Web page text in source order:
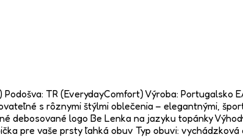
TR (EverydayComfort) Výroba: Portugalsko
s rôznymi štýlmi oblečenia – elegantnými,
debosované logo Be Lenka na jazyku topánky
pre vaše prsty ľahká obuv Typ obuvi: vychádzková